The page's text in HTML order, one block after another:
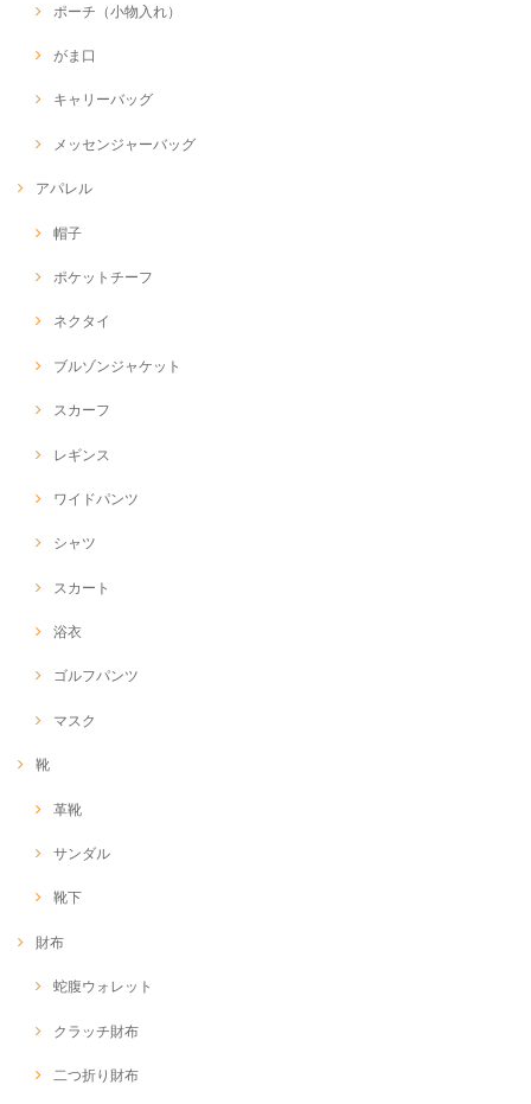
ポーチ（小物入れ）
がま口
キャリーバッグ
メッセンジャーバッグ
アパレル
帽子
ポケットチーフ
ネクタイ
ブルゾンジャケット
スカーフ
レギンス
ワイドパンツ
シャツ
スカート
浴衣
ゴルフパンツ
マスク
靴
革靴
サンダル
靴下
財布
蛇腹ウォレット
クラッチ財布
二つ折り財布